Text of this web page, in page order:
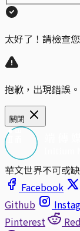
太好了！請檢查
抱歉，出現錯誤
關閉
華文世界不可或
Facebook
Github
Pinterest